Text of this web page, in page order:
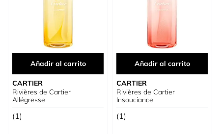
Añadir al carrito
CARTIER
Rivières de Cartier
Allégresse
(1)
Añadir al carrito
CARTIER
Rivières de Cartier
Insouciance
(1)